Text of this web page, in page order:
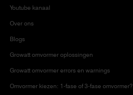
Youtube kanaal
Over ons
Blogs
Growatt omvormer oplossingen
Growatt omvormer errors en warnings
Omvormer kiezen: 1-fase of 3-fase omvormer?